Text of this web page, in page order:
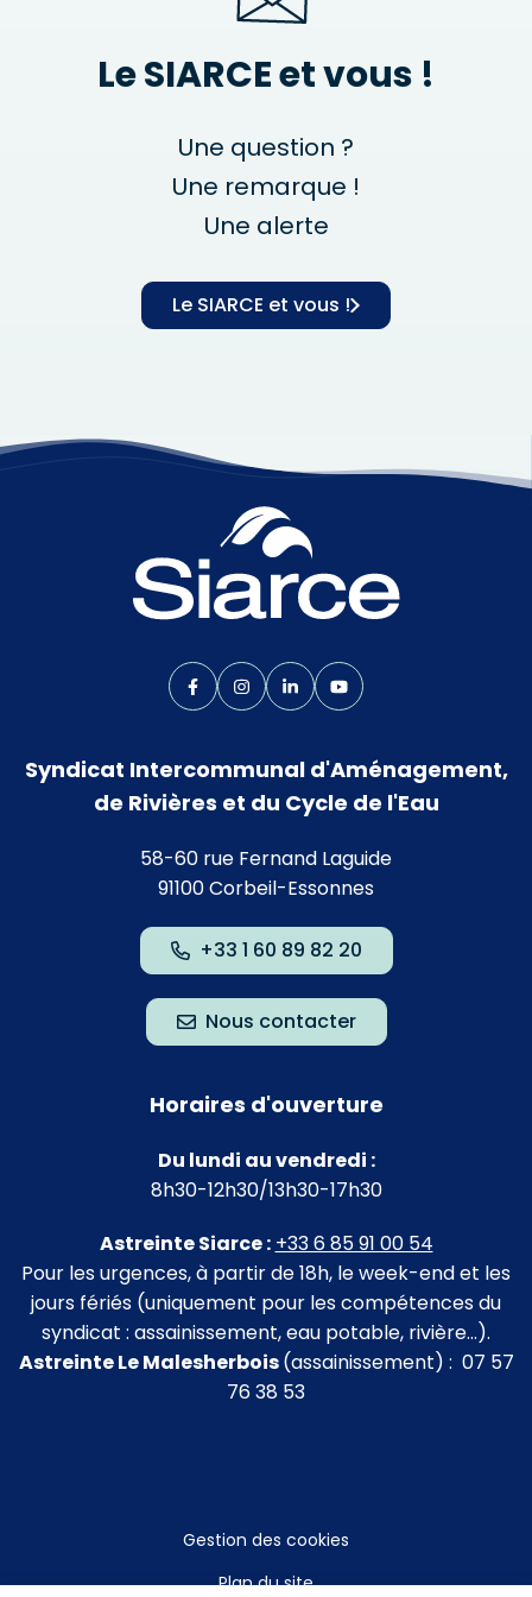
Le SIARCE et vous !
Une question ?
Une remarque !
Une alerte
Le SIARCE et vous !
Lien vers le compte Facebook
Lien vers le compte Instagram
Lien vers le compte Linkedin
Lien vers la chaîne
Syndicat Intercommunal d'Aménagement,
de Rivières et du Cycle de l'Eau
58-60 rue Fernand Laguide
91100 Corbeil-Essonnes
+33 1 60 89 82 20
Nous contacter
Horaires d'ouverture
Du lundi au vendredi :
8h30-12h30/13h30-17h30
Astreinte Siarce : +33 6 85 91 00 54
Pour les urgences, à partir de 18h, le week-end et les
jours fériés (uniquement pour les compétences du
syndicat : assainissement, eau potable, rivière…).
Astreinte Le Malesherbois(assainissement) : 07 57
76 38 53
Gestion des cookies
Plan du site